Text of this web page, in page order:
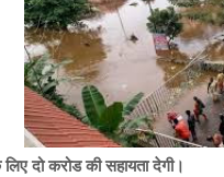
दो करोड की सहायता देगी।